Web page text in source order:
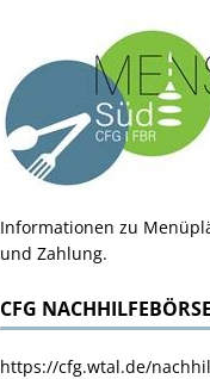
Informationen zu
und Zahlung.
CFG NACHHILFEBÖRSE
https://cfg.wtal.de/